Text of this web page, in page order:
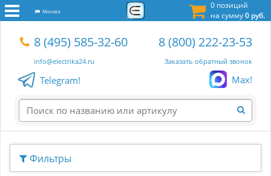
0 позиций
на сумму0 руб.
Москва
8 (495) 585-32-60
info@electrika24.ru
8 (800) 222-23-53
Заказать обратный звонок
Telegram! Max!
Фильтры